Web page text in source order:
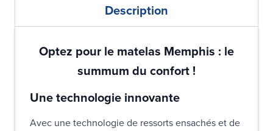
Description
Optez pour le matelas Memphis : le
summum du confort !
Une technologie innovante
Avec une technologie de ressorts ensachés et de